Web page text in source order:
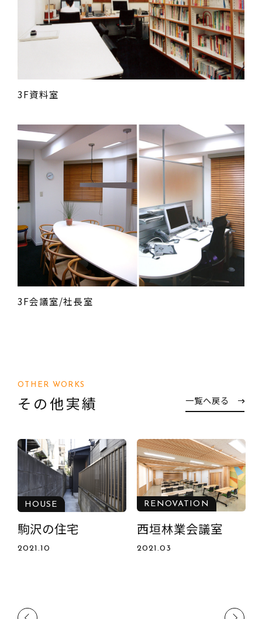
3F資料室
3F会議室/社長室
OTHER WORKS
その他実績 一覧へ戻る
RENOVATION
上馬のマンション
2020.06
APARTMENT
名古屋市東区の集
合住宅（ドラフト